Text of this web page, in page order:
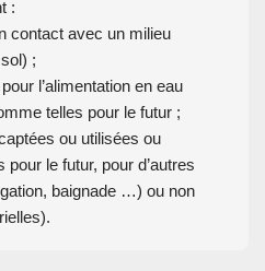
:
contact avec un milieu
;
l’alimentation en eau
telles pour le futur ;
ou utilisées ou
le futur, pour d’autres
baignade …) ou non